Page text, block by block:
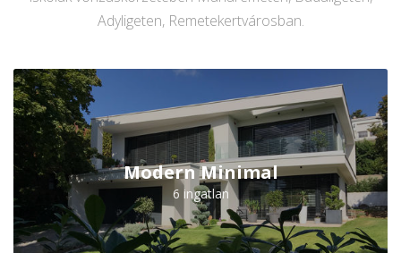
Adyligeten, Remetekertvárosban.
Modern Minimal
6 ingatlan